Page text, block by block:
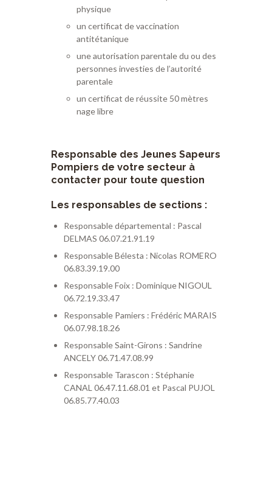
physique
un certificat de vaccination
antitétanique
une autorisation parentale du ou des
personnes investies de l’autorité
parentale
un certificat de réussite 50 mètres
nage libre
Responsable des Jeunes Sapeurs
Pompiers de votre secteur à
contacter pour toute question
Les responsables de sections :
Responsable départemental : Pascal
DELMAS 06.07.21.91.19
Responsable Bélesta : Nicolas ROMERO
06.83.39.19.00
Responsable Foix : Dominique NIGOUL
06.72.19.33.47
Responsable Pamiers : Frédéric MARAIS
06.07.98.18.26
Responsable Saint-Girons : Sandrine
ANCELY 06.71.47.08.99
Responsable Tarascon : Stéphanie
CANAL 06.47.11.68.01 et Pascal PUJOL
06.85.77.40.03